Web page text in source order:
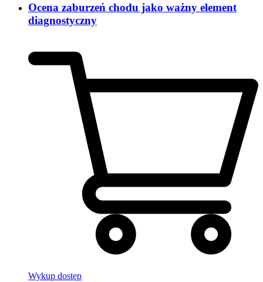
Ocena zaburzeń chodu jako ważny element
diagnostyczny
Wykup dostęp